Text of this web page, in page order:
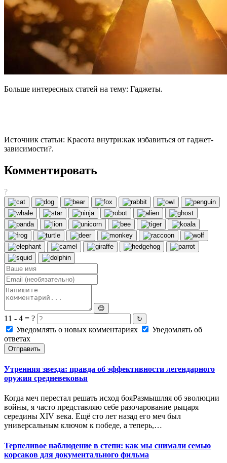
Больше интересных статей на тему: Гаджеты.
Источник статьи: Красота внутри:как избавиться от гаджет-
зависимости?.
Комментировать
?
😊
11 - 4 = ? ↻
Уведомлять о новых комментариях
Уведомлять об
ответах
Отправить
Утренняя звезда: правда об эффективности легендарного
оружия средневековья
Когда меч перестал решать исход бояРазмышляя об эволюции
войны, я часто представляю себе разочарование рыцаря
середины XIV века. Ещё сто лет назад его меч был
универсальным ключом к победе, а теперь,…
Терпеливое наблюдение в степи: как мы снимали семью
корсаков для документального фильма